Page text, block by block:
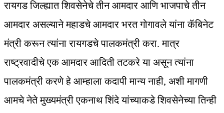
रायगड जिल्ह्यात शिवसेनेचे तीन आमदार आणि भाजपाचे तीन
आमदार असल्याने महाडचे आमदार भरत गोगावले यांना कॅबिनेट
मंत्री करून त्यांना रायगडचे पालकमंत्री करा. मात्र
राष्ट्रवादीचे एक आमदार आदिती तटकरे या असून त्यांना
पालकमंत्री करणे हे आम्हाला कदापी मान्य नाही, अशी मागणी
आमचे नेते मुख्यमंत्री एकनाथ शिंदे यांच्याकडे शिवसेनेच्या तिन्ही